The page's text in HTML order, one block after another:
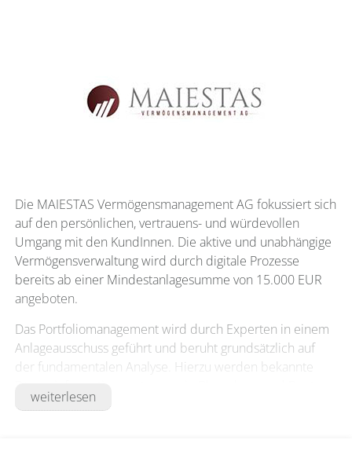
Die MAIESTAS Vermögensmanagement AG fokussiert sich
auf den persönlichen, vertrauens- und würdevollen
Umgang mit den KundInnen. Die aktive und unabhängige
Vermögensverwaltung wird durch digitale Prozesse
bereits ab einer Mindestanlagesumme von 15.000 EUR
angeboten.
Das Portfoliomanagement wird durch Experten in einem
Anlageausschuss geführt und beruht grundsätzlich auf
der fundamentalen Analyse. Hierzu werden bekannte
sowie diverse Research-Plattformen genutzt.
weiterlesen